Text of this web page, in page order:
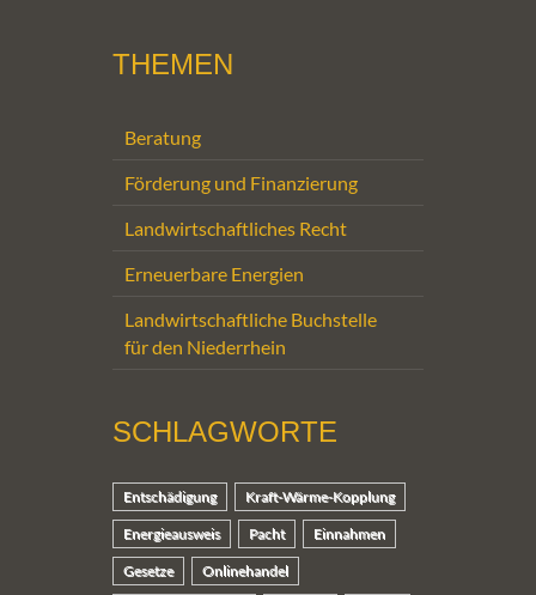
THEMEN
Beratung
Förderung und Finanzierung
Landwirtschaftliches Recht
Erneuerbare Energien
Landwirtschaftliche Buchstelle
für den Niederrhein
SCHLAGWORTE
Entschädigung Kraft-Wärme-Kopplung
Energieausweis Pacht Einnahmen
Gesetze Onlinehandel